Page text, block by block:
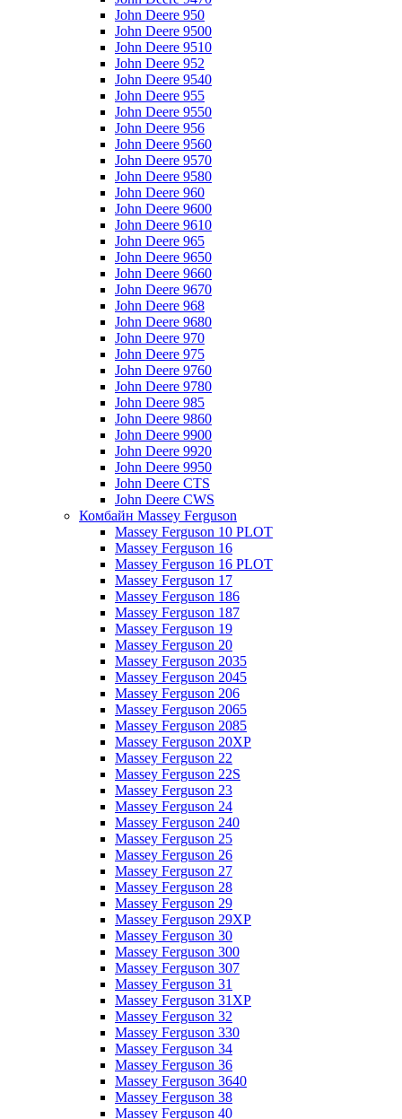
John Deere 950
John Deere 9500
John Deere 9510
John Deere 952
John Deere 9540
John Deere 955
John Deere 9550
John Deere 956
John Deere 9560
John Deere 9570
John Deere 9580
John Deere 960
John Deere 9600
John Deere 9610
John Deere 965
John Deere 9650
John Deere 9660
John Deere 9670
John Deere 968
John Deere 9680
John Deere 970
John Deere 975
John Deere 9760
John Deere 9780
John Deere 985
John Deere 9860
John Deere 9900
John Deere 9920
John Deere 9950
John Deere CTS
John Deere CWS
Комбайн Massey Ferguson
Massey Ferguson 10 PLOT
Massey Ferguson 16
Massey Ferguson 16 PLOT
Massey Ferguson 17
Massey Ferguson 186
Massey Ferguson 187
Massey Ferguson 19
Massey Ferguson 20
Massey Ferguson 2035
Massey Ferguson 2045
Massey Ferguson 206
Massey Ferguson 2065
Massey Ferguson 2085
Massey Ferguson 20XP
Massey Ferguson 22
Massey Ferguson 22S
Massey Ferguson 23
Massey Ferguson 24
Massey Ferguson 240
Massey Ferguson 25
Massey Ferguson 26
Massey Ferguson 27
Massey Ferguson 28
Massey Ferguson 29
Massey Ferguson 29XP
Massey Ferguson 30
Massey Ferguson 300
Massey Ferguson 307
Massey Ferguson 31
Massey Ferguson 31XP
Massey Ferguson 32
Massey Ferguson 330
Massey Ferguson 34
Massey Ferguson 36
Massey Ferguson 3640
Massey Ferguson 38
Massey Ferguson 40